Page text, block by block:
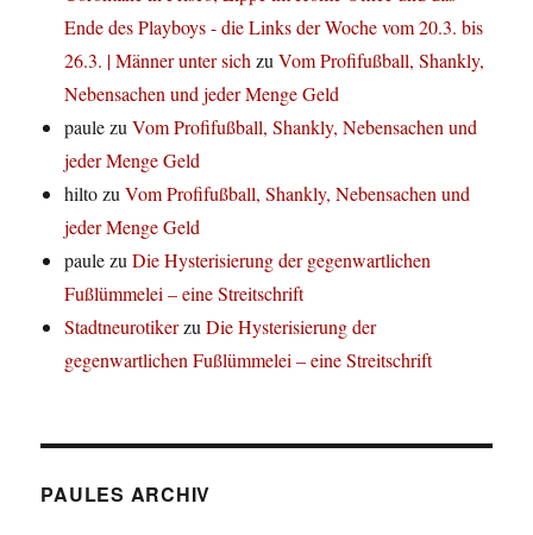
Ende des Playboys - die Links der Woche vom 20.3. bis
26.3. | Männer unter sichzuVom Profifußball, Shankly,
Nebensachen und jeder Menge Geld
paulezuVom Profifußball, Shankly, Nebensachen und
jeder Menge Geld
hiltozuVom Profifußball, Shankly, Nebensachen und
jeder Menge Geld
paulezuDie Hysterisierung der gegenwartlichen
Fußlümmelei – eine Streitschrift
StadtneurotikerzuDie Hysterisierung der
gegenwartlichen Fußlümmelei – eine Streitschrift
PAULES ARCHIV